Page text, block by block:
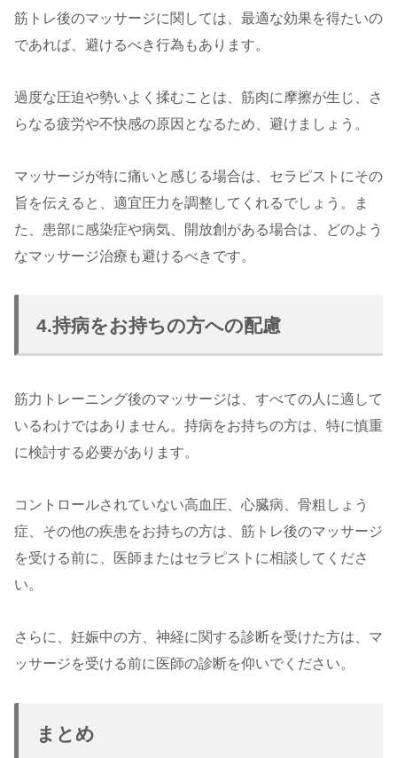
筋トレ後のマッサージに関しては、最適な効果を得たいの
であれば、避けるべき行為もあります。
過度な圧迫や勢いよく揉むことは、筋肉に摩擦が生じ、さ
らなる疲労や不快感の原因となるため、避けましょう。
マッサージが特に痛いと感じる場合は、セラピストにその
旨を伝えると、適宜圧力を調整してくれるでしょう。ま
た、患部に感染症や病気、開放創がある場合は、どのよう
なマッサージ治療も避けるべきです。
4.持病をお持ちの方への配慮
筋力トレーニング後のマッサージは、すべての人に適して
いるわけではありません。持病をお持ちの方は、特に慎重
に検討する必要があります。
コントロールされていない高血圧、心臓病、骨粗しょう
症、その他の疾患をお持ちの方は、筋トレ後のマッサージ
を受ける前に、医師またはセラピストに相談してくださ
い。
さらに、妊娠中の方、神経に関する診断を受けた方は、マ
ッサージを受ける前に医師の診断を仰いでください。
まとめ